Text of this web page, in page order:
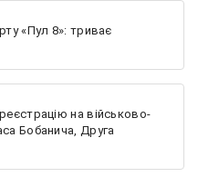
«Пул 8»: триває
на військово-
Бобанича, Друга